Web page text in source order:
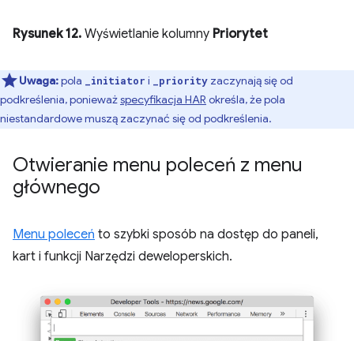
Rysunek 12. Wyświetlanie kolumny Priorytet
Uwaga:pola _initiator i _priority zaczynają się od
podkreślenia, ponieważspecyfikacja HAR określa, że pola
niestandardowe muszą zaczynać się od podkreślenia.
Otwieranie menu poleceń z menu
głównego
Menu poleceń to szybki sposób na dostęp do paneli,
kart i funkcji Narzędzi deweloperskich.